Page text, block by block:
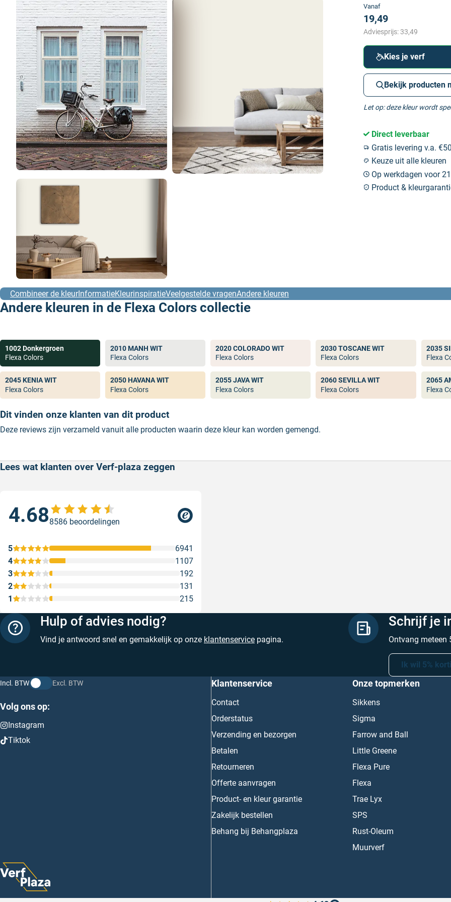
Vanaf
19,49
Adviesprijs:33,49
Kies je verf
Bekijk producten
Let op: deze kleur wordt
Direct leverbaar
Gratis levering v.a.
Keuze uit alle kleuren
Op werkdagen voor
Product &
Combineer de kleurInformatieKleurinspiratieVeelgestelde vragenAndere kleuren
Andere kleuren in de Flexa Colors collectie
1002 Donkergroen
Flexa Colors
2010 MANH WIT
Flexa Colors
2020 COLORADO WIT
Flexa Colors
2030 TOSCANE WIT
Flexa Colors
2035
Flexa
2045 KENIA WIT
Flexa Colors
2050 HAVANA WIT
Flexa Colors
2055 JAVA WIT
Flexa Colors
2060 SEVILLA WIT
Flexa Colors
2065
Flexa
Dit vinden onze klanten van dit product
Deze reviews zijn verzameld vanuit alle producten waarin deze kleur kan worden gemengd.
Lees wat klanten over Verf-plaza zeggen
4.688586 beoordelingen
1 215
2 131
3 192
4 1107
5 6941
Hulp of advies nodig?
Vind je antwoord snel en gemakkelijk op onze klantenservice pagina.
Schrijf je
Ontvang meteen
Ik wil 5%
Incl. BTW Excl. BTW
Volg ons op:
Instagram
Tiktok
Klantenservice
Contact
Orderstatus
Verzending en bezorgen
Betalen
Retourneren
Offerte aanvragen
Product- en kleur garantie
Zakelijk bestellen
Behang bij Behangplaza
Onze topmerken
Sikkens
Sigma
Farrow and Ball
Little Greene
Flexa Pure
Flexa
Trae Lyx
SPS
Rust-Oleum
Muurverf